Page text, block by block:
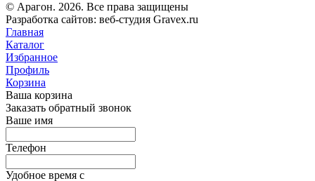
© Арагон. 2026. Все права защищены
Разработка сайтов: веб-студия Gravex.ru
Главная
Каталог
Избранное
Профиль
Корзина
Ваша корзина
Заказать обратный звонок
Ваше имя
Телефон
Удобное время c